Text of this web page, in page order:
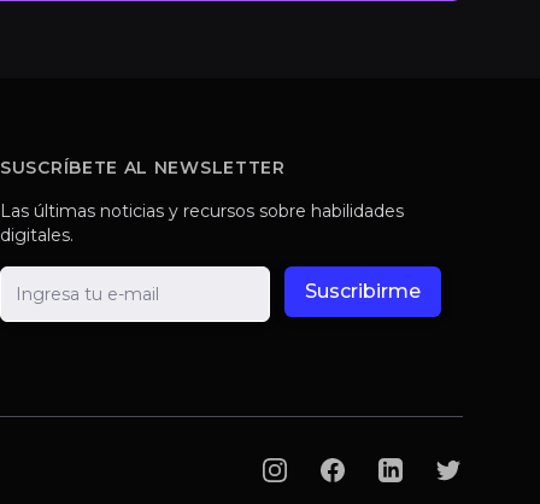
SUSCRÍBETE AL NEWSLETTER
Las últimas noticias y recursos sobre habilidades
digitales.
E-mail
Suscribirme
InstagramFacebookLinkedInTwitter